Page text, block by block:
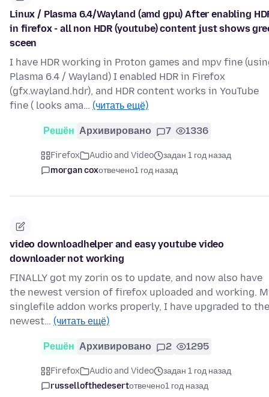
Linux / Plasma 6.4/Wayland (amd gpu) After enabling
in firefox - all non HDR (youtube) content just shows
sceen
I have HDR working in Proton games and mpv fine
Plasma 6.4 / Wayland) I enabled HDR in Firefox
(gfx.wayland.hdr), and HDR content works in YouTube
fine ( looks ama… (читать ещё)
Решён Архивировано 7 1336
Firefox Audio and Video
задан 1 год назад
morgan coxотвечено1 год назад
video downloadhelper and easy youtube video
downloader not working
FINALLY got my zorin os to update, and now also have
the newest version of firefox uploaded and working.
singlefile addon works properly, I have upgraded to the
newest… (читать ещё)
Решён Архивировано 2 1295
Firefox Audio and Video
задан 1 год назад
russellofthedesertотвечено1 год назад